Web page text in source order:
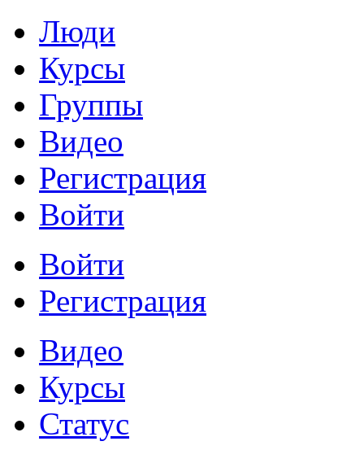
Люди
Курсы
Группы
Видео
Регистрация
Войти
Войти
Регистрация
Видео
Курсы
Статус